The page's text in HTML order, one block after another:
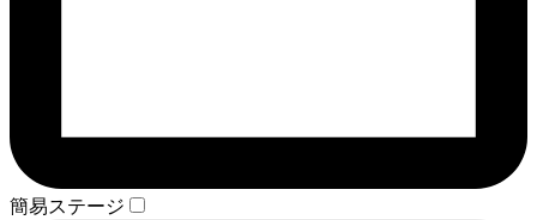
簡易ステージ